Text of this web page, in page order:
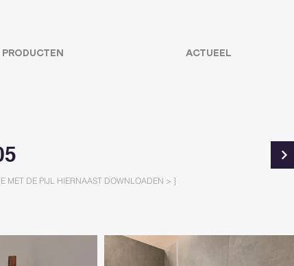
MET DE PIJL HIERNAAST DOWNLOADEN > ]
PRODUCTEN ACTUEEL